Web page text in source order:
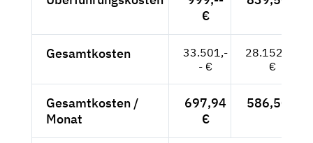
€
Gesamtkosten
33.501,-
- €
28.152,10
€
Gesamtkosten /
Monat
697,94
€
586,50 €